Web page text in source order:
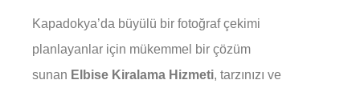
Kapadokya’da büyülü bir fotoğraf çekimi
planlayanlar için mükemmel bir çözüm
sunan Elbise Kiralama Hizmeti, tarzınızı ve